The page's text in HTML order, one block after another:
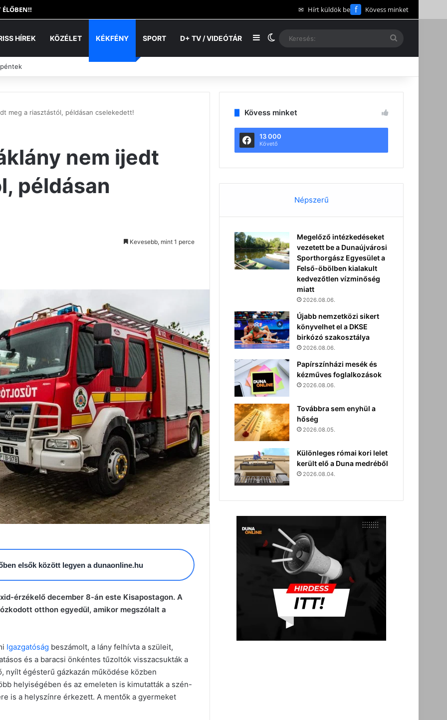
ÉLŐBEN!! ✉ Hírt küldök be f Kövess minket
HÍREK KÖZÉLET KÉKFÉNY SPORT D+ TV / VIDEÓTÁR OldalsávSwitch skin
meg a riasztástól, példásan cselekedett!
nem ijedt
példásan
Kevesebb, mint 1 perce
elsők között legyen a dunaonline.hu
érzékelő december 8-án este Kisapostagon. A
otthon egyedül, amikor megszólalt a
Igazgatóság beszámolt, a lány felhívta a szüleit,
és a baracsi önkéntes tűzoltók visszacsukták a
nyílt égésterű gázkazán működése közben
helyiségében és az emeleten is kimutatták a szén-
is a helyszínre érkezett. A mentők a gyermeket
Kövess minket
13 000
Követő
Népszerű
Megelőző intézkedéseket
vezetett be a Dunaújvárosi
Sporthorgász Egyesület a
Felső-öbölben kialakult
kedvezőtlen vízminőség
miatt
2026.08.06.
Újabb nemzetközi sikert
könyvelhet el a DKSE
birkózó szakosztálya
2026.08.06.
Papírszínházi mesék és
kézműves foglalkozások
2026.08.06.
Továbbra sem enyhül a
hőség
2026.08.05.
Különleges római kori lelet
került elő a Duna medréből
2026.08.04.